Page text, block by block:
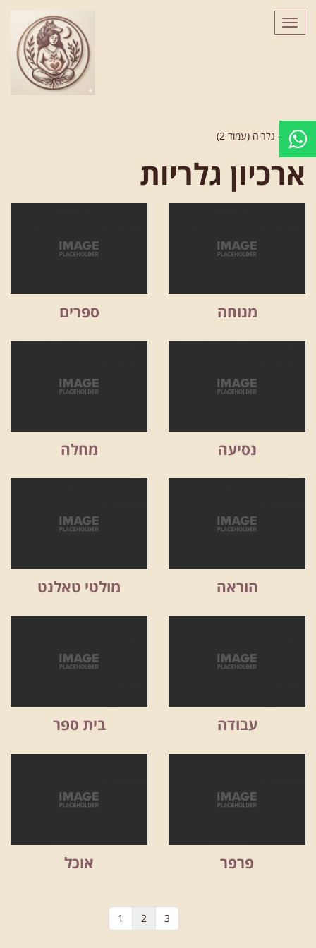
לתוכן
תפריט
ראשי » גלריה (עמוד 2)
ארכיון גלריות
מנוחה ספרים
נסיעה מחלה
הוראה מולטי טאלנט
עבודה בית ספר
פרפר אוכל
1 2 3